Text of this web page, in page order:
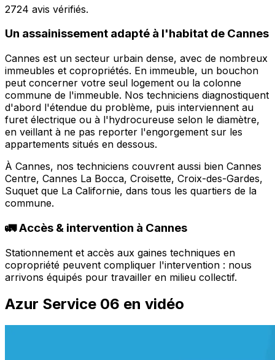
2724 avis vérifiés.
Un assainissement adapté à l'habitat de Cannes
Cannes est un secteur urbain dense, avec de nombreux
immeubles et copropriétés. En immeuble, un bouchon
peut concerner votre seul logement ou la colonne
commune de l'immeuble. Nos techniciens diagnostiquent
d'abord l'étendue du problème, puis interviennent au
furet électrique ou à l'hydrocureuse selon le diamètre,
en veillant à ne pas reporter l'engorgement sur les
appartements situés en dessous.
À Cannes, nos techniciens couvrent aussi bien Cannes
Centre, Cannes La Bocca, Croisette, Croix-des-Gardes,
Suquet que La Californie, dans tous les quartiers de la
commune.
🚛 Accès & intervention à Cannes
Stationnement et accès aux gaines techniques en
copropriété peuvent compliquer l'intervention : nous
arrivons équipés pour travailler en milieu collectif.
Azur Service 06 en vidéo